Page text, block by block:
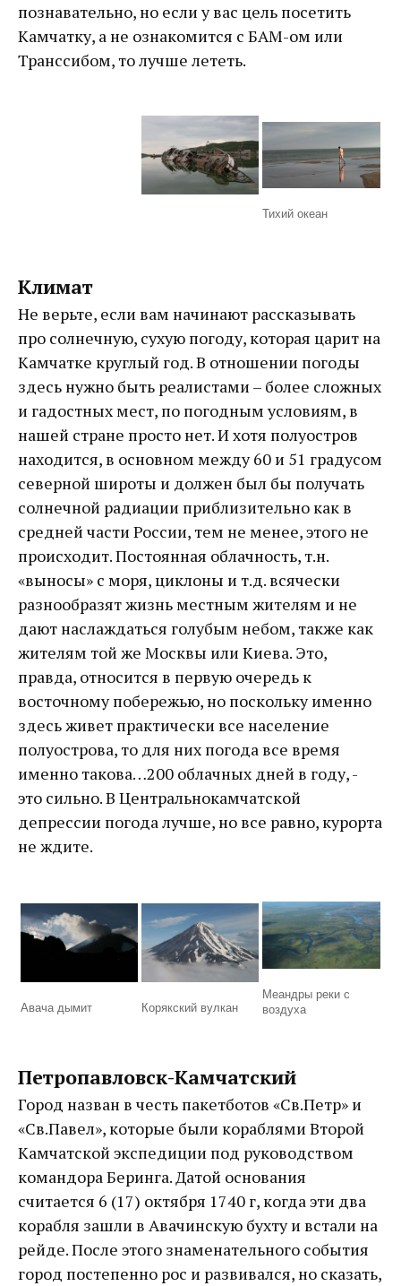
познавательно, но если у вас цель посетить
Камчатку, а не ознакомится с БАМ-ом или
Транссибом, то лучше лететь.
Тихий океан
Климат
Не верьте, если вам начинают рассказывать
про солнечную, сухую погоду, которая царит на
Камчатке круглый год. В отношении погоды
здесь нужно быть реалистами – более сложных
и гадостных мест, по погодным условиям, в
нашей стране просто нет. И хотя полуостров
находится, в основном между 60 и 51 градусом
северной широты и должен был бы получать
солнечной радиации приблизительно как в
средней части России, тем не менее, этого не
происходит. Постоянная облачность, т.н.
«выносы» с моря, циклоны и т.д. всячески
разнообразят жизнь местным жителям и не
дают наслаждаться голубым небом, также как
жителям той же Москвы или Киева. Это,
правда, относится в первую очередь к
восточному побережью, но поскольку именно
здесь живет практически все население
полуострова, то для них погода все время
именно такова…200 облачных дней в году, -
это сильно. В Центральнокамчатской
депрессии погода лучше, но все равно, курорта
не ждите.
Авача дымит Корякский вулкан
Меандры реки с
воздуха
Петропавловск-Камчатский
Город назван в честь пакетботов «Св.Петр» и
«Св.Павел», которые были кораблями Второй
Камчатской экспедиции под руководством
командора Беринга. Датой основания
считается 6 (17) октября 1740 г, когда эти два
корабля зашли в Авачинскую бухту и встали на
рейде. После этого знаменательного события
город постепенно рос и развивался, но сказать,